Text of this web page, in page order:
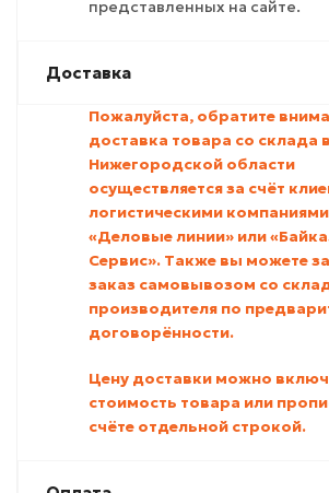
представленных на сайте.
Доставка
Пожалуйста, обратите
доставка товара со склада в
Нижегородской области
осуществляется за счёт
логистическими компаниями
«Деловые линии» или
Сервис». Также вы можете
заказ самовывозом со
производителя по
договорённости.
Цену доставки можно
стоимость товара или
счёте отдельной строкой.